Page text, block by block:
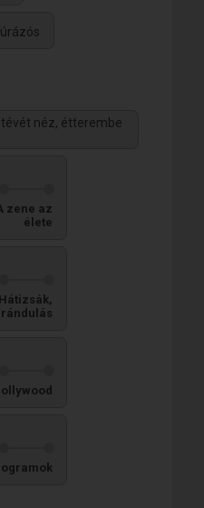
néz, étterembe
zene az
élete
Hátizsák,